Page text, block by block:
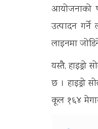
आयोजनाको
उत्पादन गर्ने
लाइनमा
यस्तै, हाइड्रो
छ । हाइड्रो
कूल १६४